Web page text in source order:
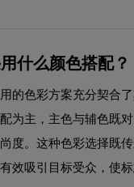
什么颜色搭配？
的色彩方案充分契合
为主，主色与辅色既
度。这种色彩选择既
效吸引目标受众，使